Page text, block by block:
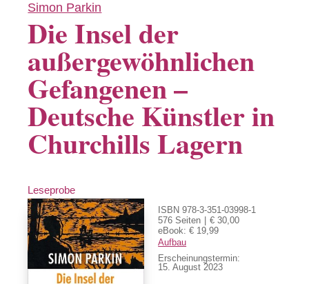
Simon Parkin
Die Insel der
außergewöhnlichen
Gefangenen –
Deutsche Künstler in
Churchills Lagern
Leseprobe
ISBN 978-3-351-03998-1
576 Seiten
€ 30,00
eBook: € 19,99
Aufbau
Erscheinungstermin:
15. August 2023